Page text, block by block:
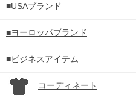
■USAブランド
■ヨーロッパブランド
■ビジネスアイテム
コーディネート